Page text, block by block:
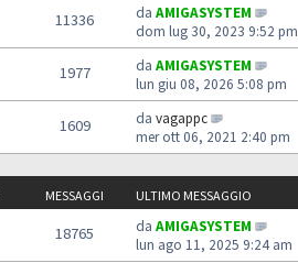
11336 da AMIGASYSTEM
dom lug 30, 2023 9:52 pm
1977 da AMIGASYSTEM
lun giu 08, 2026 5:08 pm
1609 da vagappc
mer ott 06, 2021 2:40 pm
MESSAGGI ULTIMO MESSAGGIO
18765 da AMIGASYSTEM
lun ago 11, 2025 9:24 am